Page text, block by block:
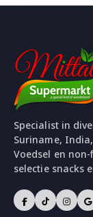
Specialist in
Suriname,
Voedsel en
selectie snacks